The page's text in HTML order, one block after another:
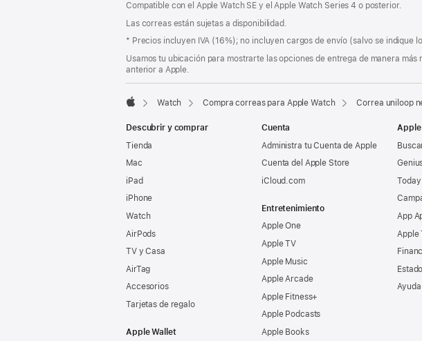
de
página
a
pie
de
Compatible con el Apple Watch SE y el Apple Watch Series 4 o posterior.
Las correas están sujetas a disponibilidad.
Nota
pie
de
página
* Precios incluyen IVA (16%); no incluyen cargos de envío (salvo se indique
Usamos tu ubicación para mostrarte las opciones de entrega de manera
anterior a Apple.
Watch Compra correas para Apple Watch Correa uniloop
Descubrir y comprar
Tienda
Mac
iPad
iPhone
Watch
AirPods
TV y Casa
AirTag
Accesorios
Tarjetas de regalo
Apple Wallet
Cuenta
Administra tu Cuenta de Apple
Cuenta del Apple Store
iCloud.com
Entretenimiento
Apple One
Apple TV
Apple Music
Apple Arcade
Apple Fitness+
Apple Podcasts
Apple Books
App
Apple